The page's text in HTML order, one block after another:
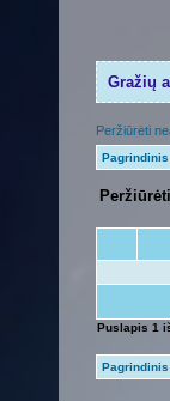
Gražių
Peržiūrėti
Puslapis 1